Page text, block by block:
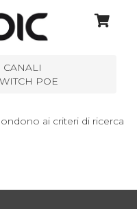
CANALI
POE
ai criteri di ricerca